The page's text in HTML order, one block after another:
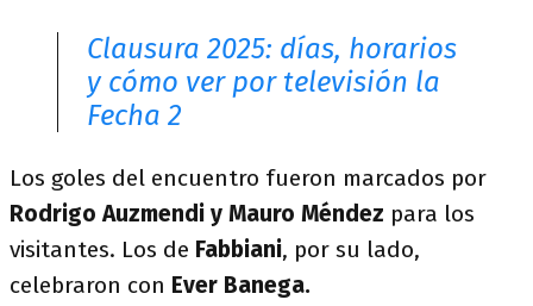
Clausura 2025: días, horarios
y cómo ver por televisión la
Fecha 2
Los goles del encuentro fueron marcados por
Rodrigo Auzmendi y Mauro Méndez para los
visitantes. Los de Fabbiani, por su lado,
celebraron con Ever Banega.